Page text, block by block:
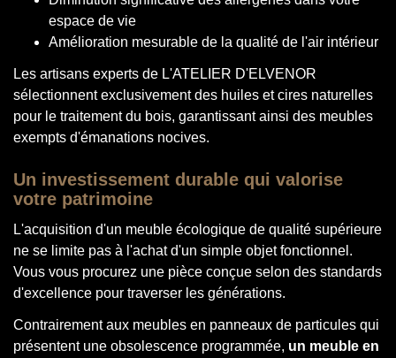
espace de vie
Amélioration mesurable de la qualité de l'air intérieur
Les artisans experts de L'ATELIER D'ELVENOR
sélectionnent exclusivement des huiles et cires naturelles
pour le traitement du bois, garantissant ainsi des meubles
exempts d'émanations nocives.
Un investissement durable qui valorise
votre patrimoine
L'acquisition d'un meuble écologique de qualité supérieure
ne se limite pas à l'achat d'un simple objet fonctionnel.
Vous vous procurez une pièce conçue selon des standards
d'excellence pour traverser les générations.
Contrairement aux meubles en panneaux de particules qui
présentent une obsolescence programmée, un meuble en